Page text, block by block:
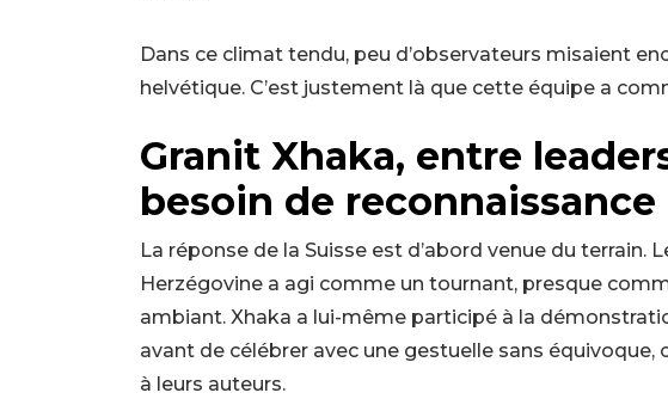
Dans ce climat tendu, peu d’observateurs misaient
helvétique. C’est justement là que cette équipe a
Granit Xhaka, entre
besoin de reconnaissance
La réponse de la Suisse est d’abord venue du terrain.
Herzégovine a agi comme un tournant, presque
ambiant. Xhaka a lui-même participé à la
avant de célébrer avec une gestuelle sans
à leurs auteurs.